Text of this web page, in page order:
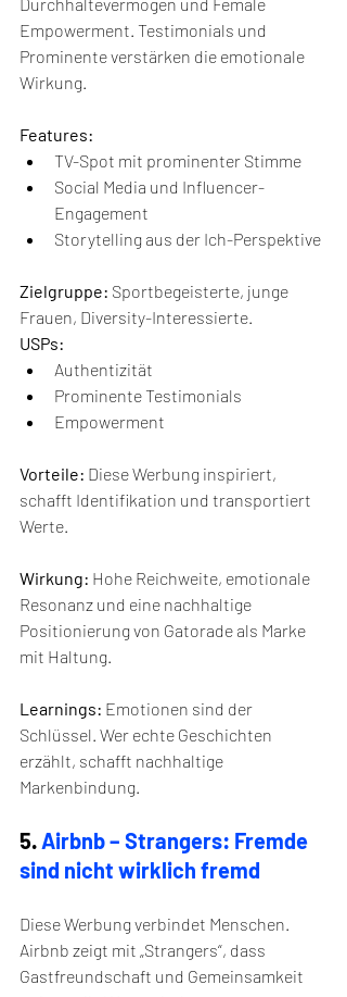
Empowerment. Testimonials und
Prominente verstärken die emotionale
Wirkung.
Features:
TV-Spot mit prominenter Stimme
Social Media und Influencer-
Engagement
Storytelling aus der Ich-Perspektive
Zielgruppe: Sportbegeisterte, junge
Frauen, Diversity-Interessierte.
USPs:
Authentizität
Prominente Testimonials
Empowerment
Vorteile: Diese Werbung inspiriert,
schafft Identifikation und transportiert
Werte.
Wirkung: Hohe Reichweite, emotionale
Resonanz und eine nachhaltige
Positionierung von Gatorade als Marke
mit Haltung.
Learnings: Emotionen sind der
Schlüssel. Wer echte Geschichten
erzählt, schafft nachhaltige
Markenbindung.
5. Airbnb – Strangers: Fremde
sind nicht wirklich fremd
Diese Werbung verbindet Menschen.
Airbnb zeigt mit „Strangers“, dass
Gastfreundschaft und Gemeinsamkeit